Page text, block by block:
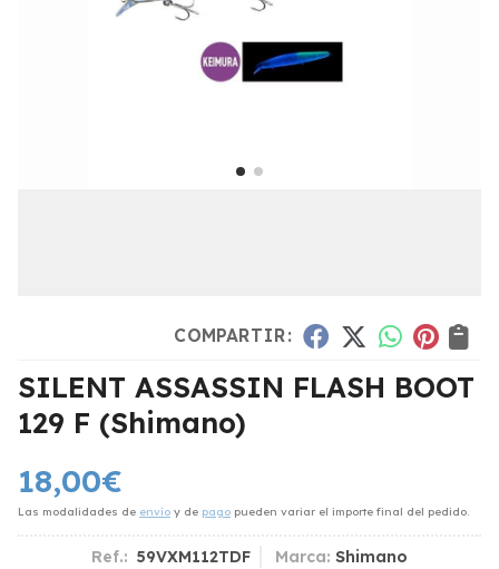
COMPARTIR:
SILENT ASSASSIN FLASH BOOT
129 F (Shimano)
18,00€
Las modalidades de envío y de pago pueden variar el importe final del pedido.
Ref.: 59VXM112TDF Marca: Shimano